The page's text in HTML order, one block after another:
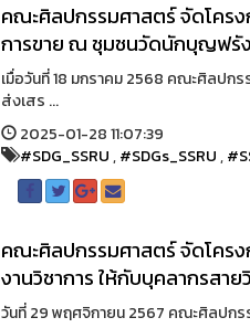
คณะศิลปกรรมศาสตร์ จัดโค
การขาย ณ ชุมชนวัดนักบุญฟรั
เมื่อวันที่ 18 มกราคม 2568 คณะศิลป
ส่งเสร ...
2025-01-28 11:07:39
#SDG_SSRU,#SDGs_SSRU,
คณะศิลปกรรมศาสตร์ จัดโครง
งานวิชาการ ให้กับบุคลากรสาย
วันที่ 29 พฤศจิกายน 2567 คณะศิลปกร